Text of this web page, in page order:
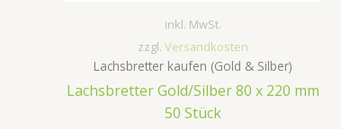
inkl. MwSt.
zzgl. Versandkosten
Lachsbretter kaufen (Gold & Silber)
Lachsbretter Gold/Silber 80 x 220 mm
50 Stück